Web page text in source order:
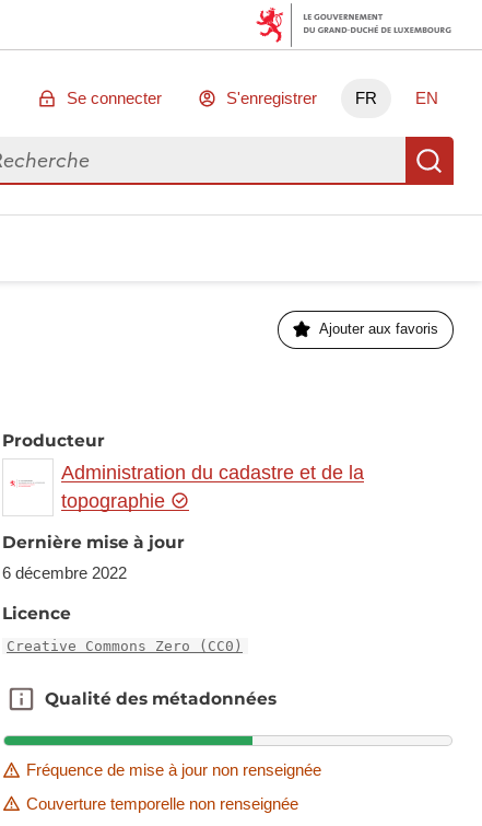
Se connecter S'enregistrer FR EN
des données
Ajouter aux favoris
Producteur
Administration du cadastre et de la
topographie
Dernière mise à jour
6 décembre 2022
Licence
Creative Commons Zero (CC0)
Qualité des métadonnées
Qualité des métadonnées
Fréquence de mise à jour non renseignée
Couverture temporelle non renseignée